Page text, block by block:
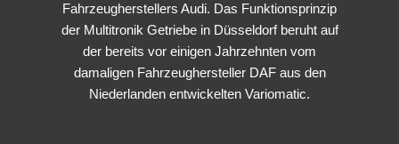
Fahrzeugherstellers Audi. Das Funktionsprinzip
der Multitronik Getriebe in Düsseldorf beruht auf
der bereits vor einigen Jahrzehnten vom
damaligen Fahrzeughersteller DAF aus den
Niederlanden entwickelten Variomatic.